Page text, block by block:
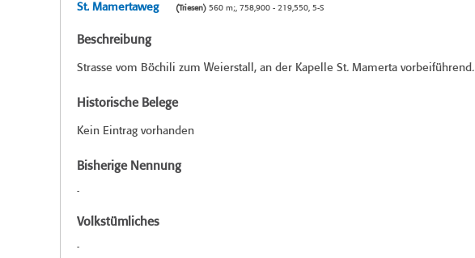
St. Mamertaweg (Triesen)560 m;, 758,900 - 219,550, 5-S
Beschreibung
Strasse vom Böchili zum Weierstall, an der Kapelle St. Mamerta vorbeiführend.
Historische Belege
Kein Eintrag vorhanden
Bisherige Nennung
-
Volkstümliches
-